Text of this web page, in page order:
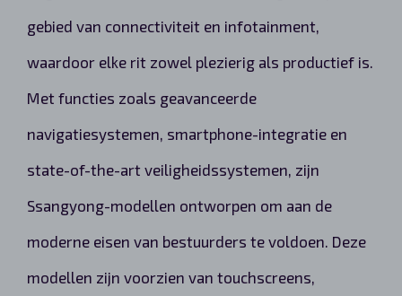
gebied van connectiviteit en infotainment,
waardoor elke rit zowel plezierig als productief is.
Met functies zoals geavanceerde
navigatiesystemen, smartphone-integratie en
state-of-the-art veiligheidssystemen, zijn
Ssangyong-modellen ontworpen om aan de
moderne eisen van bestuurders te voldoen. Deze
modellen zijn voorzien van touchscreens,